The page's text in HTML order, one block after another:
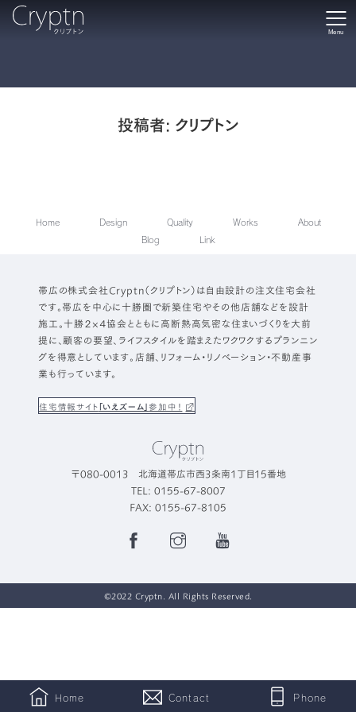
Menu
投稿者: クリプトン
Home Design Quality Works
About
Blog
Link
帯広の株式会社Cryptn（クリプトン）は自由設計の注文住宅会社
です。帯広を中心に十勝圏で新築住宅やその他店舗などを設計
施工。十勝２×４協会とともに高断熱高気密な住まいづくりを大前
提に、顧客の要望、ライフスタイルを踏まえたワクワクするプランニン
グを得意としています。店舗、リフォーム・リノベーション・不動産事
業も行っています。
住宅情報サイト「いえズーム」参加中！
〒080-0013 北海道帯広市西3条南1丁目15番地
TEL: 0155-67-8007
FAX: 0155-67-8105
FacebookInstagramYouTube
©2022 Cryptn. All Rights Reserved.
Home Contact Phone